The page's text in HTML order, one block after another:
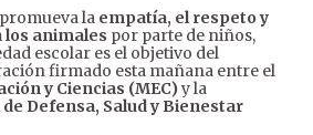
la empatía, el respeto y
los animales por parte de niños,
escolar es el objetivo del
firmado esta mañana entre el
y Ciencias (MEC)y la
Defensa, Salud y Bienestar